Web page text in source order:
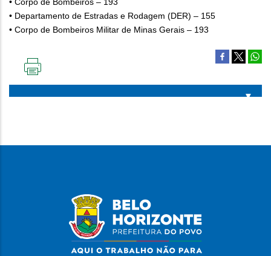
• Corpo de Bombeiros – 193
• Departamento de Estradas e Rodagem (DER) – 155
• Corpo de Bombeiros Militar de Minas Gerais – 193
PÁGINA